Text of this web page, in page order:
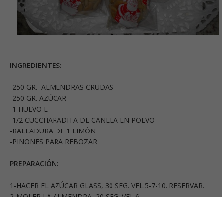
INGREDIENTES:
-250 GR. ALMENDRAS CRUDAS
-250 GR. AZÚCAR
-1 HUEVO L
-1/2 CUCCHARADITA DE CANELA EN POLVO
-RALLADURA DE 1 LIMÓN
-PIÑONES PARA REBOZAR
PREPARACIÓN:
1-HACER EL AZÚCAR GLASS, 30 SEG. VEL.5-7-10. RESERVAR.